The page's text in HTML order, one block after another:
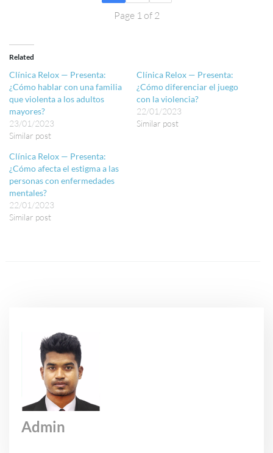
Page 1 of 2
Related
Clínica Relox — Presenta:
¿Cómo hablar con una familia
que violenta a los adultos
mayores?
23/01/2023
Similar post
Clínica Relox — Presenta:
¿Cómo diferenciar el juego
con la violencia?
22/01/2023
Similar post
Clínica Relox — Presenta:
¿Cómo afecta el estigma a las
personas con enfermedades
mentales?
22/01/2023
Similar post
Admin